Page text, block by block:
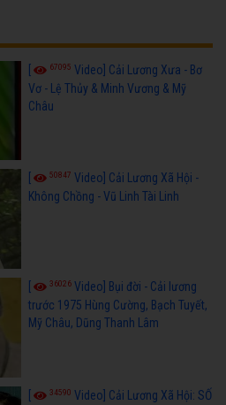
[ 67095 Video] Cải Lương Xưa - Bơ
Vơ - Lệ Thủy & Minh Vương & Mỹ
Châu
50847 Video] Cải Lương Xã Hội -
Không Chồng - Vũ Linh Tài Linh
36026 Video] Bụi đời - Cải lương
trước 1975 Hùng Cường, Bạch Tuyết,
Mỹ Châu, Dũng Thanh Lâm
34590 Video] Cải Lương Xã Hội: SỐ